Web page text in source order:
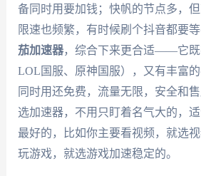
备同时用要加钱；快帆的节点多，但
限速也频繁，有时候刷个抖音都要
茄加速器，综合下来更合适——它既
LOL国服、原神国服），又有丰富
同时用还免费，流量无限，安全和
选加速器，不用只盯着名气大的，
最好的，比如你主要看视频，就选
玩游戏，就选游戏加速稳定的。